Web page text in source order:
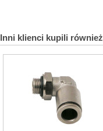
Inni klienci kupili również